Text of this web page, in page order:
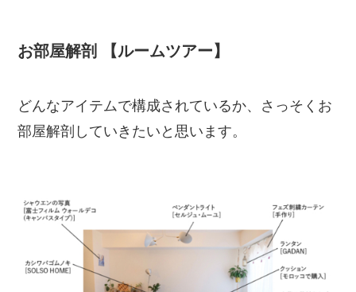
お部屋解剖 【ルームツアー】
どんなアイテムで構成されているか、さっそくお
部屋解剖していきたいと思います。